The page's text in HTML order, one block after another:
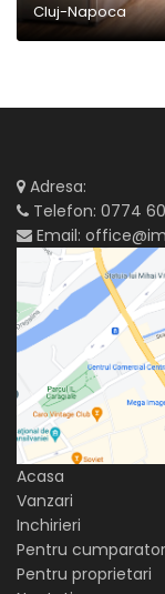
Cluj-Napoca
Adresa:
Telefon: 0774
Email:
Acasa
Vanzari
Inchirieri
Pentru
Pentru proprietari